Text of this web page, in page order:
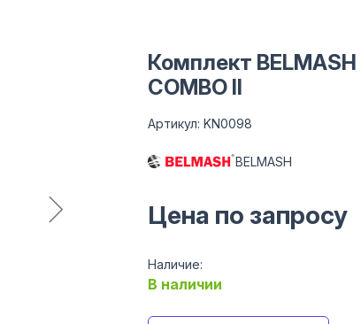
Комплект
COMBO II
Артикул: KN0098
BELMASH
Цена по запросу
Наличие:
В наличии